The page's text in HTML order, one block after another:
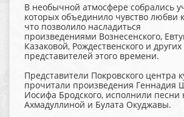
В необычной атмосфере собрались
которых объединило чувство любви
что позволило насладиться
произведениями Вознесенского,
Казаковой, Рождественского и других
представителей этого времени.
Представители Покровского центра
прочитали произведения Геннадия
Иосифа Бродского, исполнили песни
Ахмадуллиной и Булата Окуджавы.